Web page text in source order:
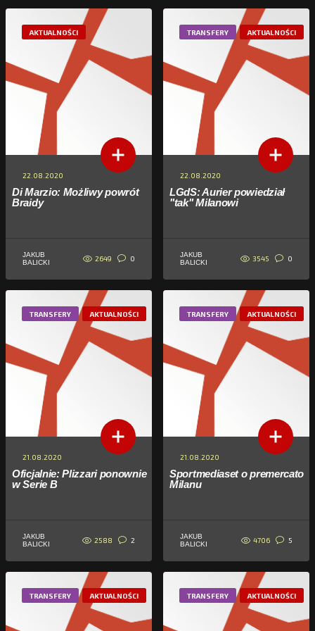
AKTUALNOŚCI
22.08.2020
Di Marzio: Możliwy powrót
Braidy
JAKUB
BALICKI
2649 0
TRANSFERY AKTUALNOŚCI
22.08.2020
LGdS: Aurier powiedział
"tak" Milanowi
JAKUB
BALICKI
3545 0
TRANSFERY AKTUALNOŚCI
21.08.2020
Oficjalnie: Plizzari ponownie
w Serie B
JAKUB
BALICKI
2588 2
TRANSFERY AKTUALNOŚCI
21.08.2020
Sportmediaset o premercato
Milanu
JAKUB
BALICKI
4706 5
TRANSFERY AKTUALNOŚCI TRANSFERY AKTUALNOŚCI